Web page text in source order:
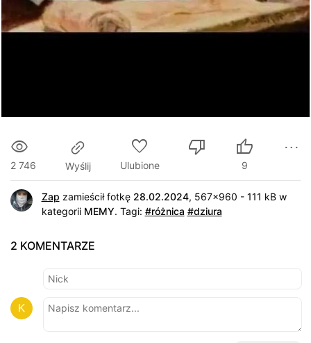
2 746 Wyślij Ulubione 9
Zap zamieścił fotkę 28.02.2024, 567x960 - 111 kB w
kategorii MEMY. Tagi: #różnica #dziura
2 KOMENTARZE